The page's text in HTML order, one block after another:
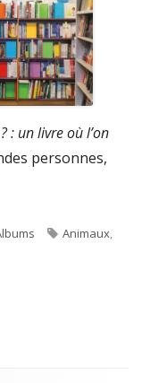
: un livre où l’on
personnes,
Tags
Animaux,